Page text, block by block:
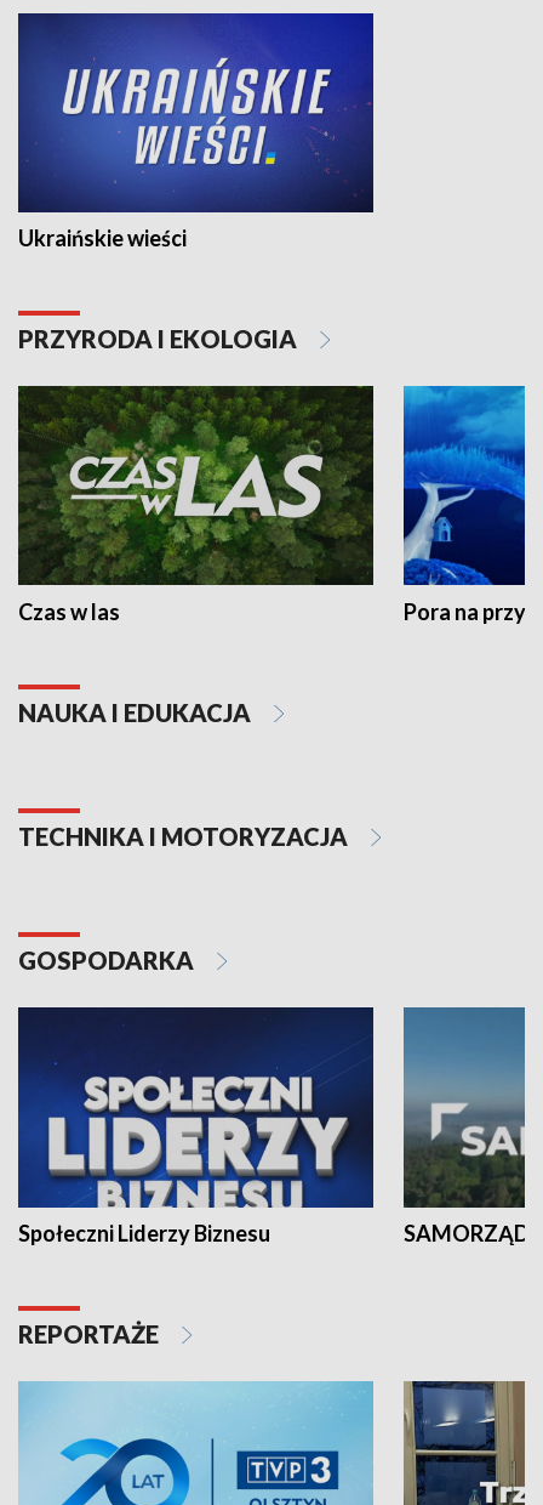
Ukraińskie wieści
PRZYRODA I EKOLOGIA
Czas w las Pora na
NAUKA I EDUKACJA
TECHNIKA I MOTORYZACJA
GOSPODARKA
Społeczni Liderzy Biznesu SAMORZĄD
REPORTAŻE